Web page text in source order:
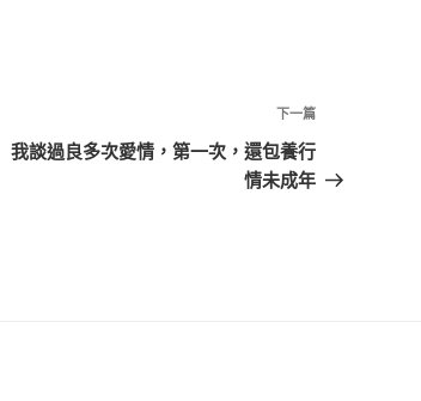
下
一
篇
下一篇
我談過良多次愛情，第一次，還包養行
情未成年